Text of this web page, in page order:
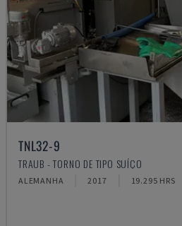
TNL32-9
TRAUB - TORNO DE TIPO SUÍÇO
ALEMANHA 2017 19.295 HRS